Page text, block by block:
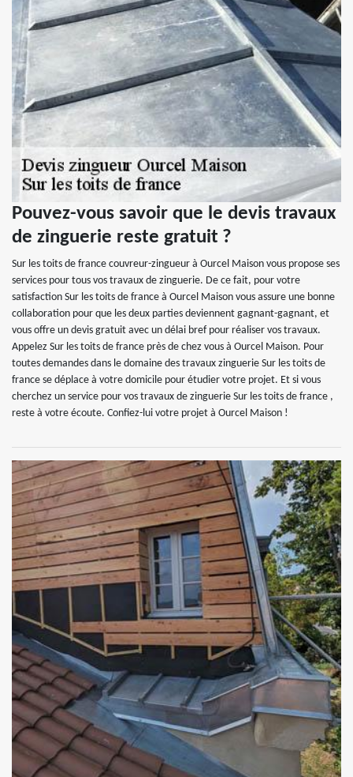
Pouvez-vous savoir que le devis travaux
de zinguerie reste gratuit ?
Sur les toits de france couvreur-zingueur à Ourcel Maison vous propose ses
services pour tous vos travaux de zinguerie. De ce fait, pour votre
satisfaction Sur les toits de france à Ourcel Maison vous assure une bonne
collaboration pour que les deux parties deviennent gagnant-gagnant, et
vous offre un devis gratuit avec un délai bref pour réaliser vos travaux.
Appelez Sur les toits de france près de chez vous à Ourcel Maison. Pour
toutes demandes dans le domaine des travaux zinguerie Sur les toits de
france se déplace à votre domicile pour étudier votre projet. Et si vous
cherchez un service pour vos travaux de zinguerie Sur les toits de france ,
reste à votre écoute. Confiez-lui votre projet à Ourcel Maison !